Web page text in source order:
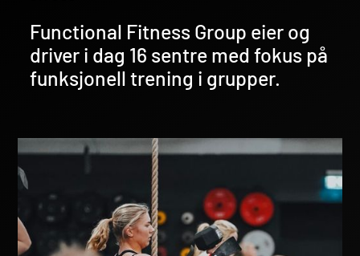
XT Molde
Plutovegen 1, 6419
Molde
Verkstedveien 6,
8402 Sortland
XT Kvadraturen
Kongsgård alle 61,
4632 Kristiansand
Functional Fitness Group eier og
driver i dag 16 sentre med fokus på
funksjonell trening i grupper.